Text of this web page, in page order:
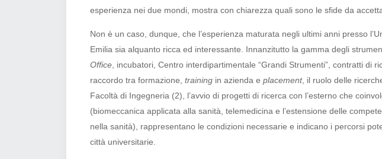
esperienza nei due mondi, mostra con chiarezza quali sono le sfide da
Non è un caso, dunque, che l’esperienza maturata negli ultimi anni presso
Emilia sia alquanto ricca ed interessante. Innanzitutto la gamma degli
Office , incubatori, Centro interdipartimentale “Grandi Strumenti”, contratti di
raccordo tra formazione, training in azienda e placement, il ruolo delle
Facoltà di Ingegneria (2) , l’avvio di progetti di ricerca con l’esterno che
(biomeccanica applicata alla sanità, telemedicina e l’estensione delle
nella sanità), rappresentano le condizioni necessarie e indicano i percorsi
città universitarie.